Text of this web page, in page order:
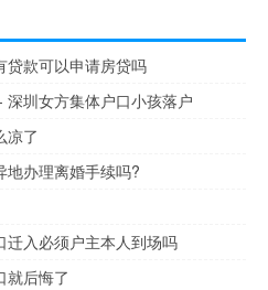
贷款可以申请房贷吗
圳女方集体户口小孩落户
凉了
地办理离婚手续吗?
迁入必须户主本人到场吗
就后悔了